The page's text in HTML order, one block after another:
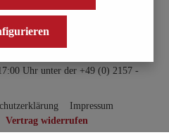
Uhr unter der +49 (0) 2157 -
Impressum
Vertrag widerrufen